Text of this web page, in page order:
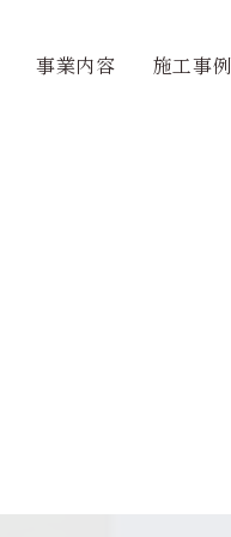
事業内容 施工事例